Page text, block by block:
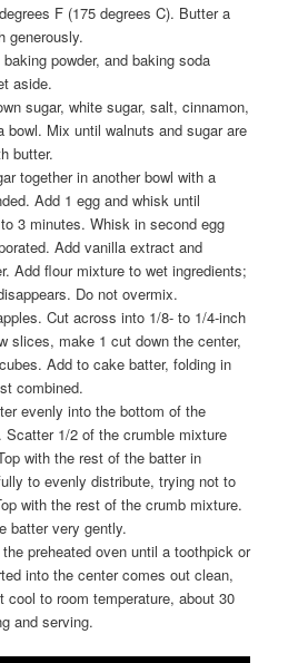
F (175 degrees C). Butter a
generously.
powder, and baking soda
aside.
sugar, white sugar, salt, cinnamon,
bowl. Mix until walnuts and sugar are
butter.
together in another bowl with a
Add 1 egg and whisk until
3 minutes. Whisk in second egg
Add vanilla extract and
Add flour mixture to wet ingredients;
Do not overmix.
Cut across into 1/8- to 1/4-inch
slices, make 1 cut down the center,
Add to cake batter, folding in
combined.
evenly into the bottom of the
Scatter 1/2 of the crumble mixture
with the rest of the batter in
to evenly distribute, trying not to
with the rest of the crumb mixture.
batter very gently.
preheated oven until a toothpick or
into the center comes out clean,
cool to room temperature, about 30
and serving.